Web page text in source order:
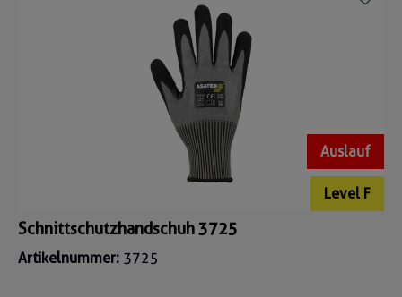
Auslauf
Level F
Schnittschutzhandschuh 3725
Artikelnummer: 3725